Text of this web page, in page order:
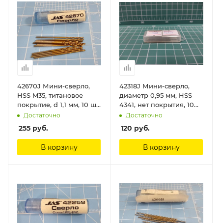
42670J Мини-сверло,
HSS M35, титановое
покрытие, d 1,1 мм, 10 шт.
JasДостаточно
255 руб.
В корзину
42318J Мини-сверло,
диаметр 0,95 мм, HSS
4341, нет покрытия, 10
шт./уп. Jas
Достаточно
120 руб.
В корзину